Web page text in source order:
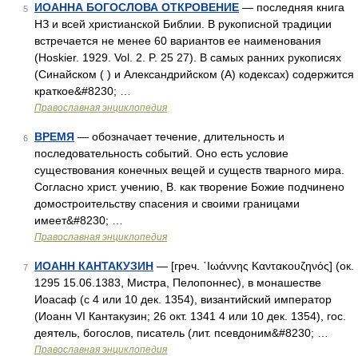
5 ИОАННА БОГОСЛОВА ОТКРОВЕНИЕ — последняя книга
НЗ и всей христианской Библии. В рукописной традиции
встречается не менее 60 вариантов ее наименования
(Hoskier. 1929. Vol. 2. P. 25 27). В самых ранних рукописях
(Синайском ( ) и Александрийском (А) кодексах) содержится
краткое&#8230; …
Православная энциклопедия
6 ВРЕМЯ — обозначает течение, длительность и
последовательность событий. Оно есть условие
существования конечных вещей и существ тварного мира.
Согласно христ. учению, В. как творение Божие подчинено
домостроительству спасения и своими границами
имеет&#8230; …
Православная энциклопедия
7 ИОАНН КАНТАКУЗИН — [греч. ᾿Ιωάννης Καντακουζηνός] (ок.
1295 15.06.1383, Мистра, Пелопоннес), в монашестве
Иоасаф (с 4 или 10 дек. 1354), византийский император
(Иоанн VI Кантакузин; 26 окт. 1341 4 или 10 дек. 1354), гос.
деятель, богослов, писатель (лит. псевдоним&#8230; …
Православная энциклопедия